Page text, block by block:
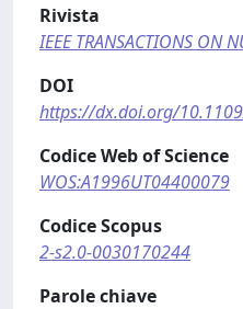
Rivista
IEEE TRANSACTIONS ON
DOI
https://dx.doi.org/
Codice Web of Science
WOS:A1996UT04400079
Codice Scopus
2-s2.0-0030170244
Parole chiave